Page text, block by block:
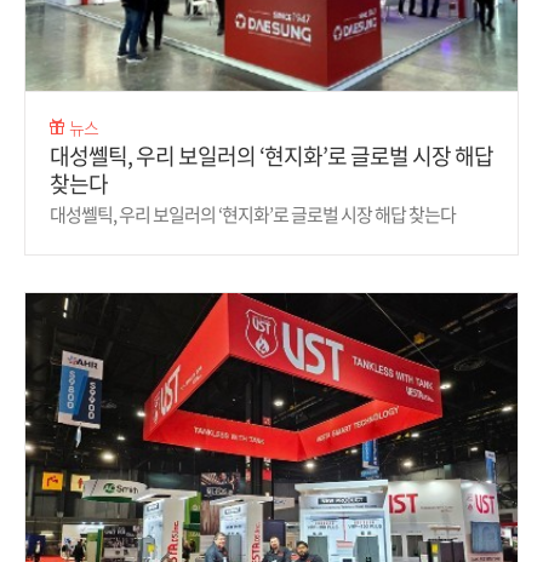
뉴스
대성쎌틱, 우리 보일러의 ‘현지화’로 글로벌 시장 해답
찾는다
대성쎌틱, 우리 보일러의 ‘현지화’로 글로벌 시장 해답 찾는다